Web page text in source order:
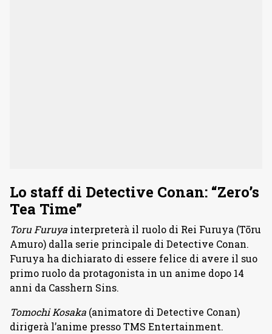
Lo staff di Detective Conan: “Zero’s
Tea Time”
Toru Furuya interpreterà il ruolo di Rei Furuya (Tōru
Amuro) dalla serie principale di Detective Conan.
Furuya ha dichiarato di essere felice di avere il suo
primo ruolo da protagonista in un anime dopo 14
anni da Casshern Sins.
Tomochi Kosaka (animatore di Detective Conan)
dirigerà l’anime presso TMS Entertainment.